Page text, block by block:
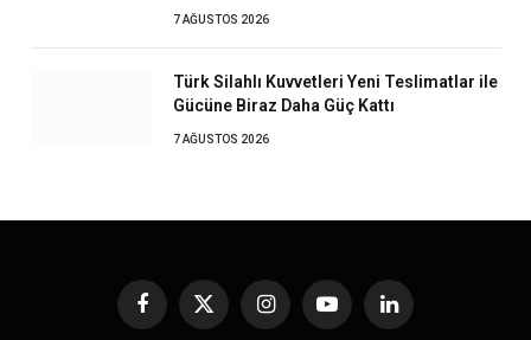
7 AĞUSTOS 2026
Türk Silahlı Kuvvetleri Yeni Teslimatlar ile
Gücüne Biraz Daha Güç Kattı
7 AĞUSTOS 2026
Facebook
X InstagramYouTubeLinkedIn